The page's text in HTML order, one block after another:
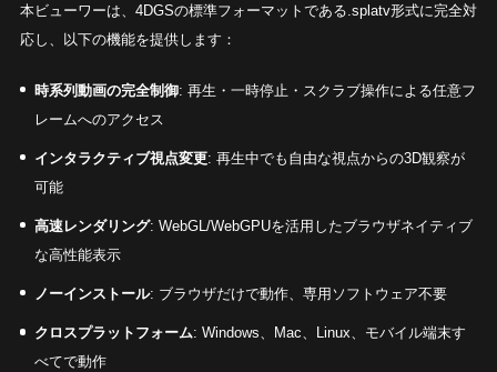
本ビューワーは、4DGSの標準フォーマットである.splatv形式に完全対
応し、以下の機能を提供します：
時系列動画の完全制御: 再生・一時停止・スクラブ操作による任意フ
レームへのアクセス
インタラクティブ視点変更: 再生中でも自由な視点からの3D観察が
可能
高速レンダリング: WebGL/WebGPUを活用したブラウザネイティブ
な高性能表示
ノーインストール: ブラウザだけで動作、専用ソフトウェア不要
クロスプラットフォーム: Windows、Mac、Linux、モバイル端末す
べてで動作